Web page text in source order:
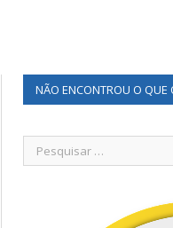
NÃO ENCONTROU O QUE